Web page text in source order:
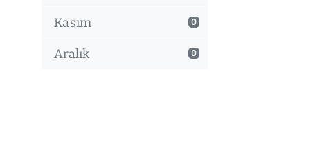
Kasım 0
Aralık 0